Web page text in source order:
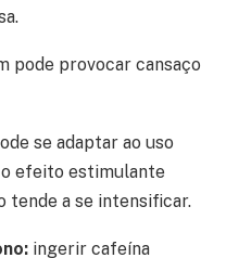
pode provocar cansaço
se adaptar ao uso
efeito estimulante
tende a se intensificar.
ingerir cafeína